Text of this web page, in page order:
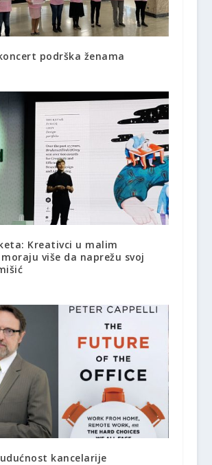
podrška ženama
Kreativci u malim
više da naprežu svoj
kancelarije